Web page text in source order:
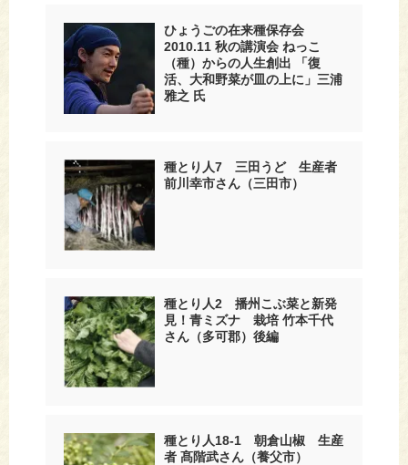
ひょうごの在来種保存会
2010.11 秋の講演会 ねっこ
（種）からの人生創出 「復
活、大和野菜が皿の上に」三浦
雅之 氏
種とり人7 三田うど 生産者
前川幸市さん（三田市）
種とり人2 播州こぶ菜と新発
見！青ミズナ 栽培 竹本千代
さん（多可郡）後編
種とり人18-1 朝倉山椒 生産
者 髙階武さん（養父市）